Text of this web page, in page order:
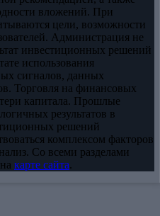
вложений. При
цели, возможности
Администрация не
инвестиционных решений
использования
сигналов, данных
Торговля на финансовых
капитала. Прошлые
результатов в
решений
комплексом факторов
Со всеми разделами
карте сайта.